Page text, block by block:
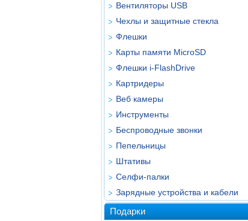
Вентиляторы USB
Чехлы и защитные стекла
Флешки
Карты памяти MicroSD
Флешки i-FlashDrive
Картридеры
Веб камеры
Инструменты
Беспроводные звонки
Пепельницы
Штативы
Селфи-палки
Зарядные устройства и кабели
Подарки